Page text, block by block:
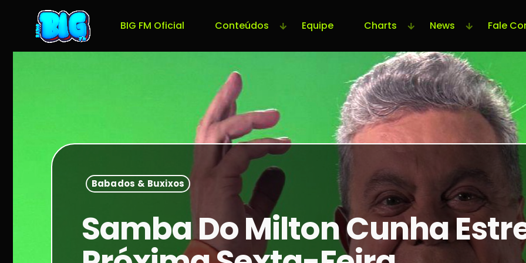
BIG FM Oficial Conteúdos Equipe Charts News Fale
Babados & Buxixos
Samba Do Milton Cunha